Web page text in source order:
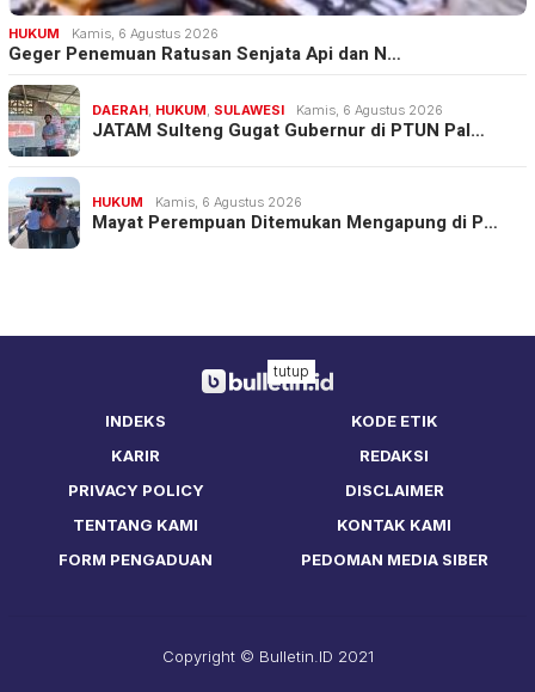
HUKUM Kamis, 6 Agustus 2026
Geger Penemuan Ratusan Senjata Api dan N…
DAERAH HUKUM SULAWESI Kamis, 6 Agustus 2026
JATAM Sulteng Gugat Gubernur di PTUN Pal…
HUKUM Kamis, 6 Agustus 2026
Mayat Perempuan Ditemukan Mengapung di P…
INDEKS
KODE ETIK
KARIR
REDAKSI
PRIVACY POLICY
DISCLAIMER
TENTANG KAMI
KONTAK KAMI
FORM PENGADUAN
PEDOMAN MEDIA SIBER
Copyright © Bulletin.ID 2021
tutup